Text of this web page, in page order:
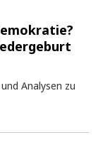
Analysen zu